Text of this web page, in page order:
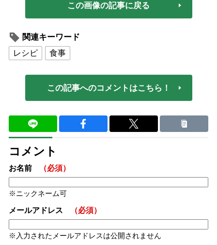
この画像の記事に戻る
関連キーワード
レシピ
食事
この記事へのコメントはこちら！
コメント
お名前 （必須）
ニックネーム可
メールアドレス （必須）
入力されたメールアドレスは公開されません